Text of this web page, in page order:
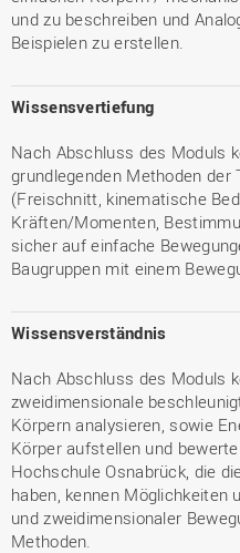
und zu beschreiben und
Beispielen zu erstellen.
Wissensvertiefung
Nach Abschluss des Moduls
grundlegenden Methoden der
(Freischnitt, kinematische
Kräften/Momenten,
sicher auf einfache
Baugruppen mit einem
Wissensverständnis
Nach Abschluss des Moduls
zweidimensionale
Körpern analysieren, sowie
Körper aufstellen und
Hochschule Osnabrück, die
haben, kennen Möglichkeiten
und zweidimensionaler
Methoden.